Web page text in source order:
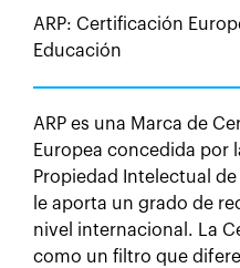
ARP: Certificación
Educación
ARP es una Marca de
Europea concedida por
Propiedad Intelectual
le aporta un grado de
nivel internacional. La
como un filtro que